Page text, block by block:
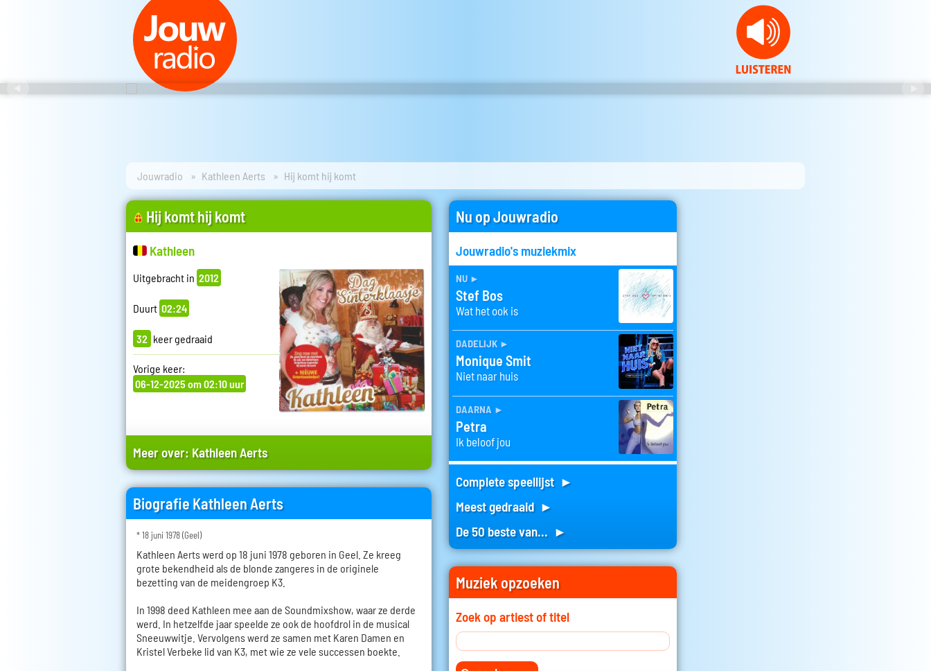
Jouwradio Kathleen Aerts Hij komt hij komt
Hij komt hij komt
Kathleen
Uitgebracht in 2012
Duurt 02:24
32 keer gedraaid
Vorige keer:
06-12-2025 om 02:10 uur
Meer over: Kathleen Aerts
Biografie Kathleen Aerts
* 18 juni 1978 (Geel)
Kathleen Aerts werd op 18 juni 1978 geboren in Geel. Ze kreeg
grote bekendheid als de blonde zangeres in de originele
bezetting van de meidengroep K3.
In 1998 deed Kathleen mee aan de Soundmixshow, waar ze derde
werd. In hetzelfde jaar speelde ze ook de hoofdrol in de musical
Sneeuwwitje. Vervolgens werd ze samen met Karen Damen en
Kristel Verbeke lid van K3, met wie ze vele successen boekte.
Nu op Jouwradio
Jouwradio's muziekmix
nu ►
Stef Bos
Wat het ook is
dadelijk ►
Monique Smit
Niet naar huis
daarna ►
Petra
Ik beloof jou
Complete speellijst ►
Meest gedraaid ►
De 50 beste van... ►
Muziek opzoeken
Zoek op artiest of titel